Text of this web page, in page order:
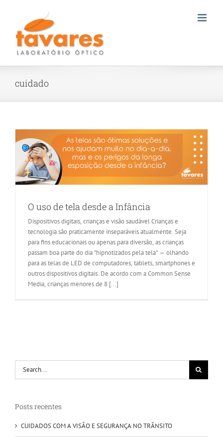
cuidado
O uso de tela desde a Infância
Dispositivos digitais, crianças e visão saudável Crianças e
tecnologia são praticamente inseparáveis atualmente. Seja
para fins educacionais ou apenas para diversão, as crianças
passam boa parte do dia "hipnotizados pela tela" — olhando
para as telas de LED de computadores, tablets, smartphones e
outros dispositivos digitais. De acordo com a Common Sense
Media, crianças menores de 8 [...]
Posts recentes
CUIDADOS COM A VISÃO E SEGURANÇA NO TRÂNSITO